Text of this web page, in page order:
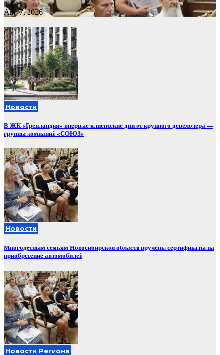
Авг 7, 2026
Новости
В ЖК «Гренландия» впервые клиентские дни от крупного девелопера —
группы компаний «СОЮЗ»
Новости
Многодетным семьям Новосибирской области вручены сертификаты на
приобретение автомобилей
Новости Региона